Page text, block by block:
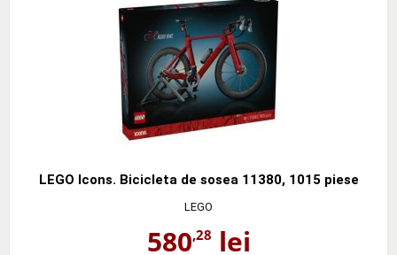
LEGO Icons. Bicicleta de sosea 11380, 1015 piese
LEGO
580,28 lei